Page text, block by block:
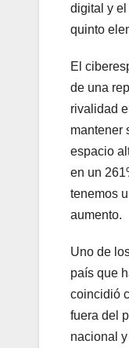
digital y
quinto
El
de una
rivalidad
mantener
espacio
en un
tenemos
aumento.
Uno de
país que
coincidió
fuera del
nacional